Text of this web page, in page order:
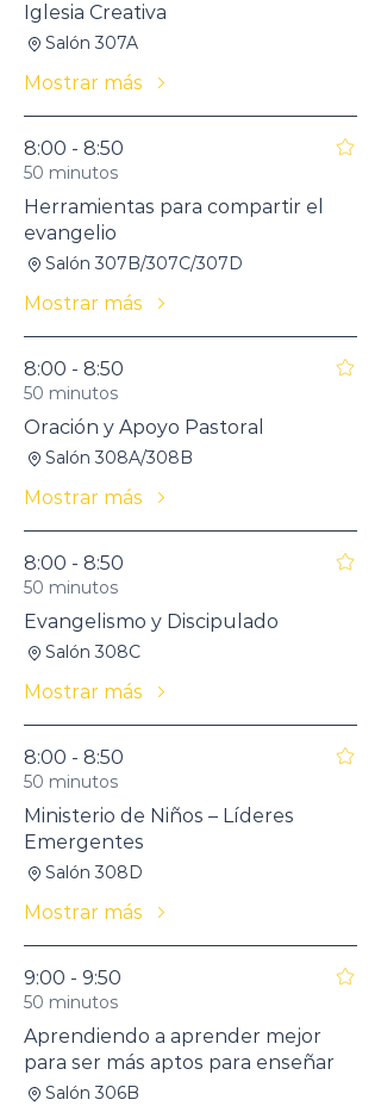
Iglesia Creativa
Salón 307A
Mostrar más
8:00 - 8:50
50 minutos
Herramientas para compartir el
evangelio
Salón 307B/307C/307D
Mostrar más
8:00 - 8:50
50 minutos
Oración y Apoyo Pastoral
Salón 308A/308B
Mostrar más
8:00 - 8:50
50 minutos
Evangelismo y Discipulado
Salón 308C
Mostrar más
8:00 - 8:50
50 minutos
Ministerio de Niños – Líderes
Emergentes
Salón 308D
Mostrar más
9:00 - 9:50
50 minutos
Aprendiendo a aprender mejor
para ser más aptos para enseñar
Salón 306B